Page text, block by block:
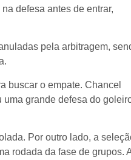
defesa antes de entrar,
pela arbitragem,
buscar o empate. Chancel
uma grande defesa do
Por outro lado, a
rodada da fase de grupos.